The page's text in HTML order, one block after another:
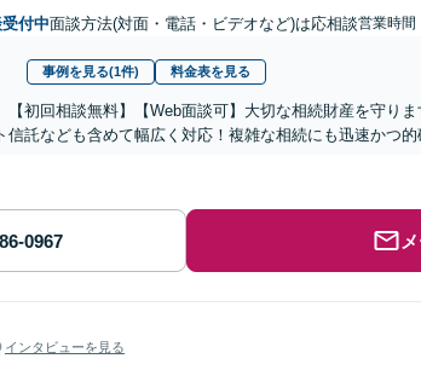
付中面談方法(対面・電話・ビデオなど)は応相談営業時間
事例を見る(1件) 料金表を見る
【初回相談無料】【Web面談可】大切な相続財産を守り
信託なども含めて幅広く対応！複雑な相続にも迅速かつ的
インタビューを見る